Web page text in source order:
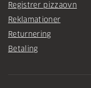
Registrer pizzaovn
Reklamationer
Returnering
Betaling